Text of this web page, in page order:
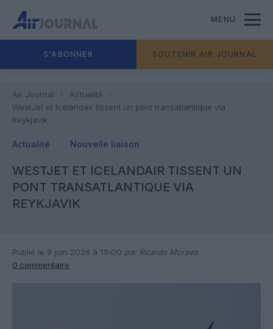
MENU
S'ABONNER SOUTENIR AIR JOURNAL
Air Journal
Actualité
WestJet et Icelandair tissent un pont transatlantique via
Reykjavik
Actualité Nouvelle liaison
WESTJET ET ICELANDAIR TISSENT UN
PONT TRANSATLANTIQUE VIA
REYKJAVIK
Publié le 9 juin 2026 à 11h00 par Ricardo Moraes
0 commentaire